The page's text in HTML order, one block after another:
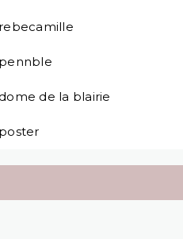
rebecamille
pennble
dome de la blairie
poster